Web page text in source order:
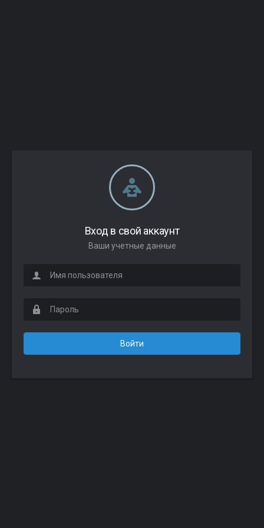
Вход в свой аккаунт
Ваши учетные данные
Войти